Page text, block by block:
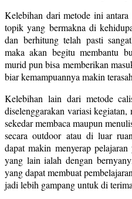
Kelebihan dari metode ini
topik yang bermakna di
dan berhitung telah pasti
maka akan begitu membantu
murid pun bisa memberikan
biar kemampuannya makin
Kelebihan lain dari metode
diselenggarakan variasi
sekedar membaca maupun
secara outdoor atau di luar
dapat makin menyerap
yang lain ialah dengan
yang dapat membuat
jadi lebih gampang untuk di